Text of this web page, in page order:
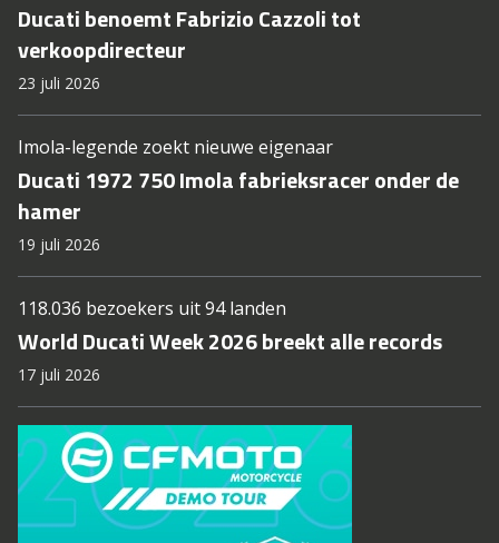
Ducati benoemt Fabrizio Cazzoli tot
verkoopdirecteur
23 juli 2026
Imola-legende zoekt nieuwe eigenaar
Ducati 1972 750 Imola fabrieksracer onder de
hamer
19 juli 2026
118.036 bezoekers uit 94 landen
World Ducati Week 2026 breekt alle records
17 juli 2026